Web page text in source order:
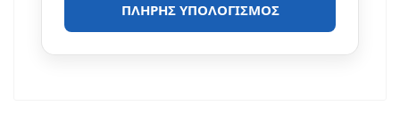
ΠΛΉΡΗΣ ΥΠΟΛΟΓΙΣΜΌΣ